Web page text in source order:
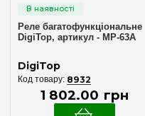
Кількість полюсів
3+N(5)
Номінальний струм, А
Реле багатофункціональне
DigiTop, артикул - МР-63А
DigiTop
8932
1 802.00 грн